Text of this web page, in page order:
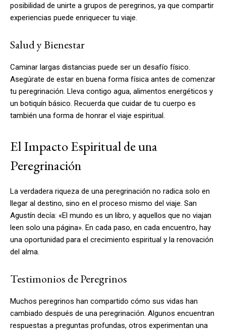
posibilidad de unirte a grupos de peregrinos, ya que compartir
experiencias puede enriquecer tu viaje.
Salud y Bienestar
Caminar largas distancias puede ser un desafío físico.
Asegúrate de estar en buena forma física antes de comenzar
tu peregrinación. Lleva contigo agua, alimentos energéticos y
un botiquín básico. Recuerda que cuidar de tu cuerpo es
también una forma de honrar el viaje espiritual.
El Impacto Espiritual de una
Peregrinación
La verdadera riqueza de una peregrinación no radica solo en
llegar al destino, sino en el proceso mismo del viaje. San
Agustín decía: «El mundo es un libro, y aquellos que no viajan
leen solo una página». En cada paso, en cada encuentro, hay
una oportunidad para el crecimiento espiritual y la renovación
del alma.
Testimonios de Peregrinos
Muchos peregrinos han compartido cómo sus vidas han
cambiado después de una peregrinación. Algunos encuentran
respuestas a preguntas profundas, otros experimentan una